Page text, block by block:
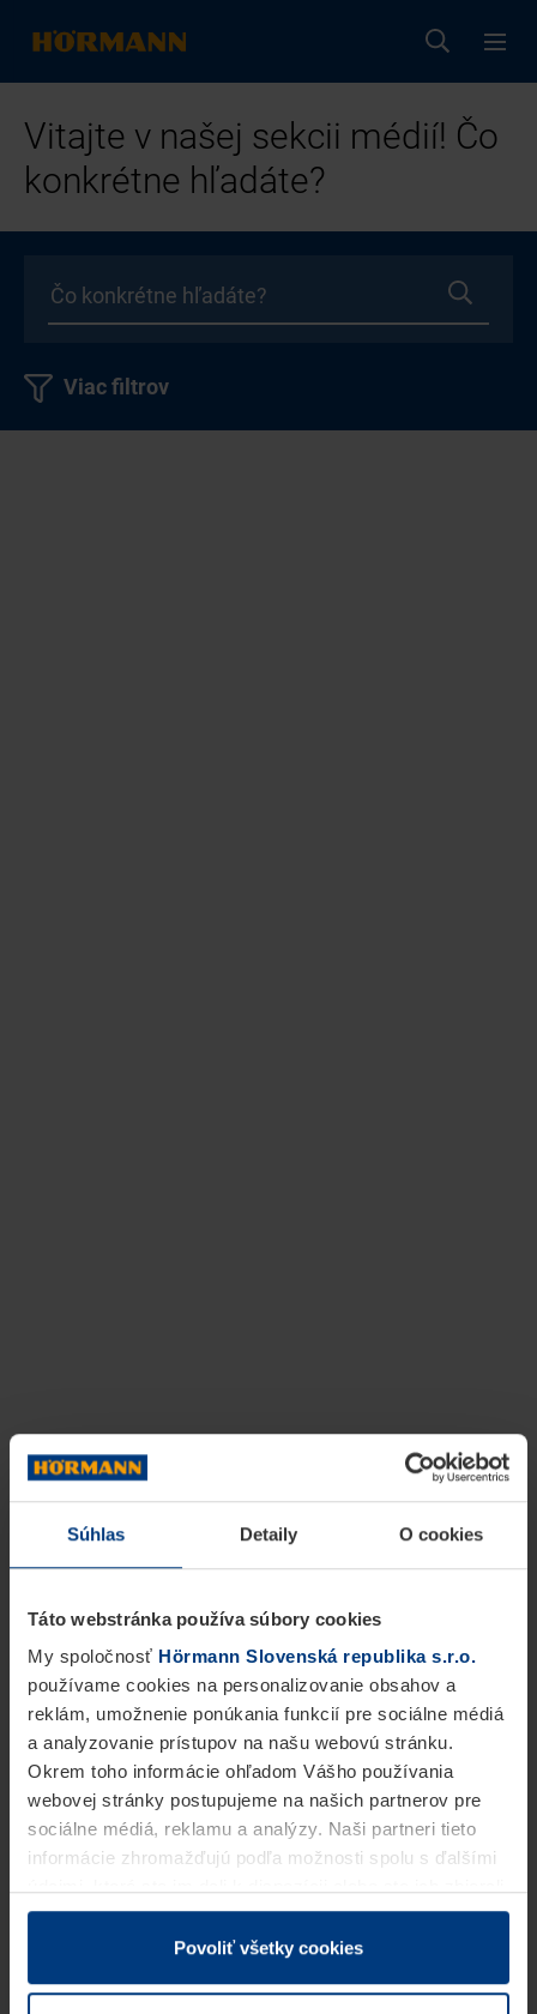
Súhlas Detaily O cookies
Táto webstránka používa súbory cookies
My spoločnosť Hörmann Slovenská republika s.r.o.
používame cookies na personalizovanie obsahov a
reklám, umožnenie ponúkania funkcií pre sociálne médiá
a analyzovanie prístupov na našu webovú stránku.
Okrem toho informácie ohľadom Vášho používania
webovej stránky postupujeme na našich partnerov pre
sociálne médiá, reklamu a analýzy. Naši partneri tieto
informácie zhromažďujú podľa možnosti spolu s ďalšími
v rámci Vášho využívania služieb.
Z právneho hľadiska môžeme cookies ukladať na Vašom
prevádzku tejto stránky. Pre všetky ostatné typy cookie
Povoliť všetky cookies
Vitajte v našej sekcii médií! Čo
konkrétne hľadáte?
Viac filtrov